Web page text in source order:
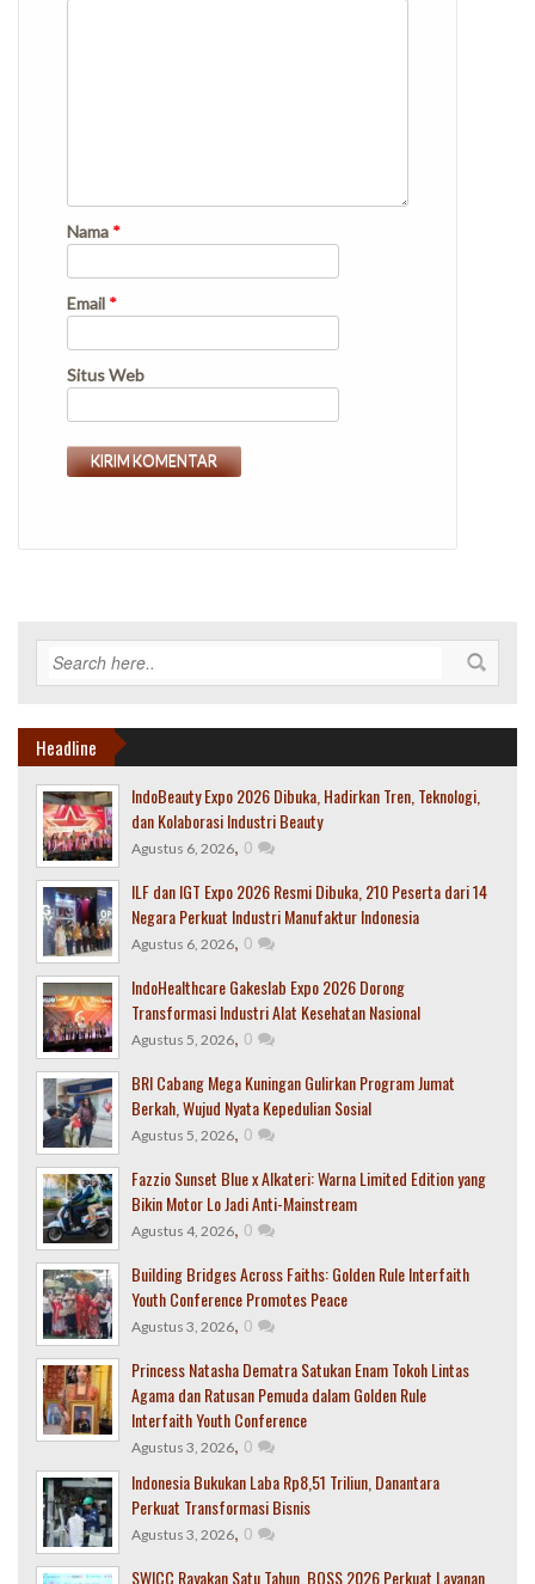
Nama *
Email *
Situs Web
Headline
IndoBeauty Expo 2026 Dibuka, Hadirkan Tren, Teknologi,
dan Kolaborasi Industri Beauty
Agustus 6, 2026, 0
ILF dan IGT Expo 2026 Resmi Dibuka, 210 Peserta dari 14
Negara Perkuat Industri Manufaktur Indonesia
Agustus 6, 2026, 0
IndoHealthcare Gakeslab Expo 2026 Dorong
Transformasi Industri Alat Kesehatan Nasional
Agustus 5, 2026, 0
BRI Cabang Mega Kuningan Gulirkan Program Jumat
Berkah, Wujud Nyata Kepedulian Sosial
Agustus 5, 2026, 0
Fazzio Sunset Blue x Alkateri: Warna Limited Edition yang
Bikin Motor Lo Jadi Anti-Mainstream
Agustus 4, 2026, 0
Building Bridges Across Faiths: Golden Rule Interfaith
Youth Conference Promotes Peace
Agustus 3, 2026, 0
Princess Natasha Dematra Satukan Enam Tokoh Lintas
Agama dan Ratusan Pemuda dalam Golden Rule
Interfaith Youth Conference
Agustus 3, 2026, 0
Indonesia Bukukan Laba Rp8,51 Triliun, Danantara
Perkuat Transformasi Bisnis
Agustus 3, 2026, 0
SWICC Rayakan Satu Tahun, BOSS 2026 Perkuat Layanan